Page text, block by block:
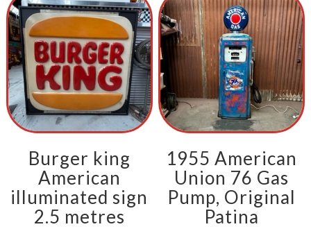
Burger king
American
illuminated sign
2.5 metres
1955 American
Union 76 Gas
Pump, Original
Patina